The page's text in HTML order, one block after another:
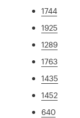
1744
1925
1289
1763
1435
1452
640